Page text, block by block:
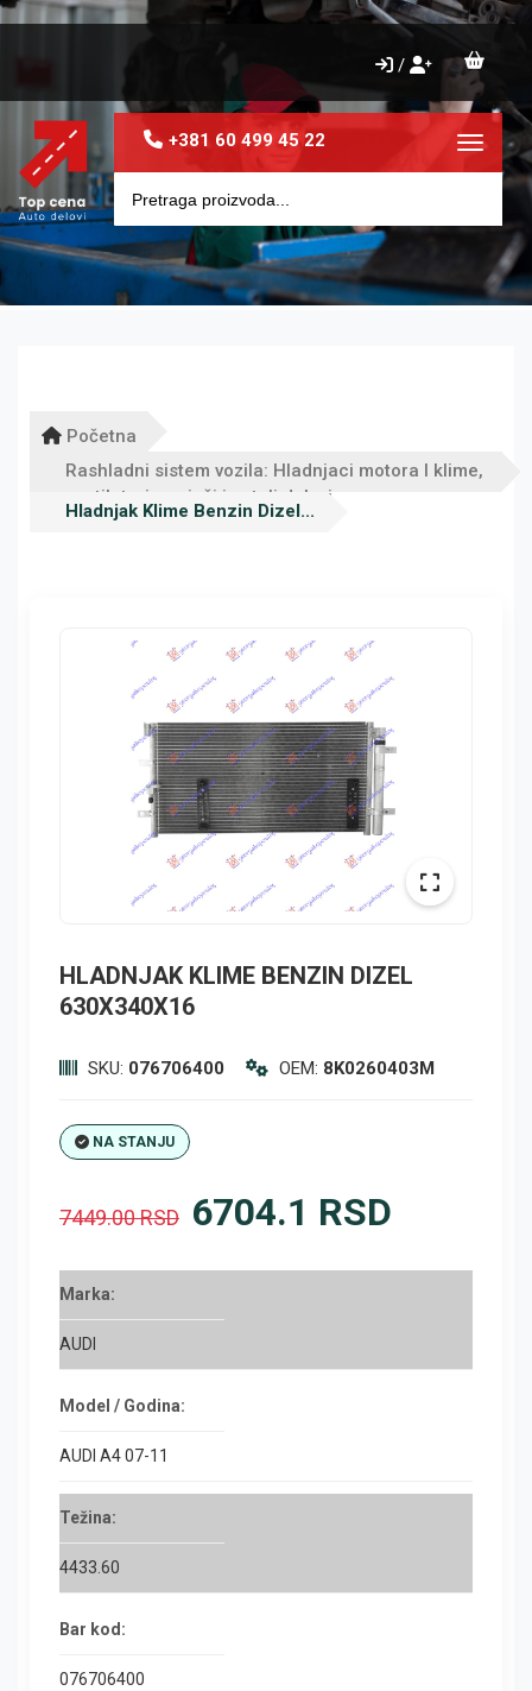
/
+381 60 499 45 22 Toggle
Početna
Rashladni sistem vozila: Hladnjaci motora I klime,
ventilatori, grejači i ostali delovi
Hladnjak Klime Benzin Dizel...
HLADNJAK KLIME BENZIN DIZEL
630X340X16
SKU: 076706400 OEM: 8K0260403M
NA STANJU
7449.00 RSD 6704.1 RSD
Marka:
AUDI
Model / Godina:
AUDI A4 07-11
Težina:
4433.60
Bar kod:
076706400